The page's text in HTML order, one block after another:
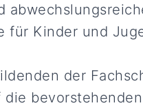
für Kinder und
der